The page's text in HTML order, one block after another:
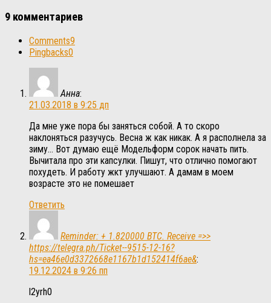
9 комментариев
Comments9
Pingbacks0
Анна:
21.03.2018 в 9:25 дп
Да мне уже пора бы заняться собой. А то скоро
наклоняться разучусь. Весна ж как никак. А я располнела за
зиму… Вот думаю ещё Модельформ сорок начать пить.
Вычитала про эти капсулки. Пишут, что отлично помогают
похудеть. И работу жкт улучшают. А дамам в моем
возрасте это не помешает
Ответить
Reminder: + 1.820000 BTC. Receive =>>
https://telegra.ph/Ticket--9515-12-16?
hs=ea46e0d3372668e1167b1d152414f6ae&:
19.12.2024 в 9:26 пп
l2yrh0